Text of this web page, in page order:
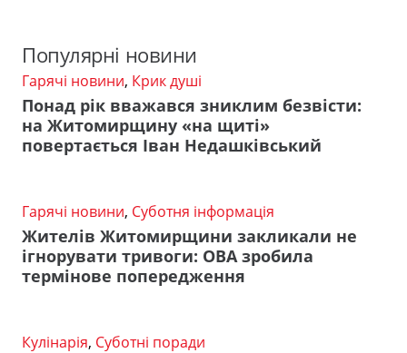
Популярні новини
Гарячі новини, Крик душі
Понад рік вважався зниклим безвісти:
на Житомирщину «на щиті»
повертається Іван Недашківський
Гарячі новини, Суботня інформація
Жителів Житомирщини закликали не
ігнорувати тривоги: ОВА зробила
термінове попередження
Кулінарія, Суботні поради